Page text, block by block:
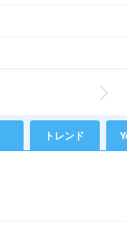
トレンド